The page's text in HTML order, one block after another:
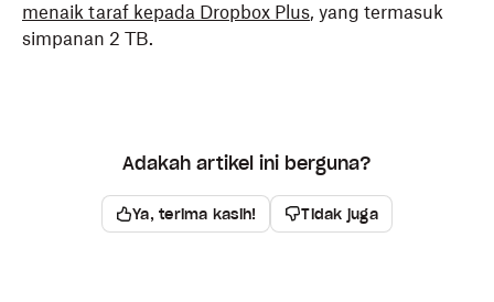
menaik taraf kepada Dropbox Plus, yang termasuk
simpanan 2 TB.
Adakah artikel ini berguna?
Ya, terima kasih! Tidak juga